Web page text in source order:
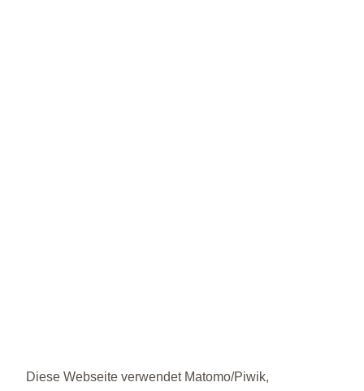
Diese Webseite verwendet Matomo/Piwik,